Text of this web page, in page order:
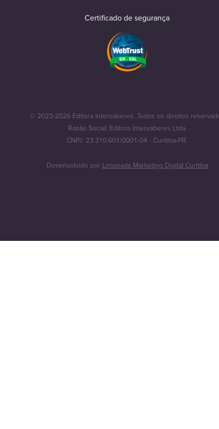
Certificado de segurança
© 2023-2026 Editora Intersaberes. Todos os direitos
Razão Social: Editora Intersaberes Ltda.
CNPJ: 23.310.601/0001-04 - Curitiba-PR.
Desenvolvido por Limonada Marketing Digital Curitiba